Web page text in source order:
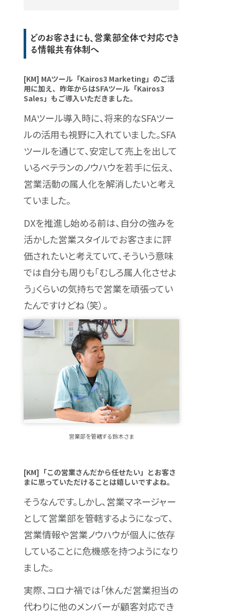
どのお客さまにも、営業部全体で対応でき
る情報共有体制へ
[KM] MAツール「Kairos3 Marketing」のご活
用に加え、昨年からはSFAツール「Kairos3
Sales」もご導入いただきました。
MAツール導入時に、将来的なSFAツー
ルの活用も視野に入れていました。SFA
ツールを通じて、安定して売上を出して
いるベテランのノウハウを若手に伝え、
営業活動の属人化を解消したいと考え
ていました。
DXを推進し始める前は、自分の強みを
活かした営業スタイルでお客さまに評
価されたいと考えていて、そういう意味
では自分も周りも「むしろ属人化させよ
う」くらいの気持ちで営業を頑張ってい
たんですけどね（笑）。
営業部を管轄する鈴木さま
[KM]「この営業さんだから任せたい」とお客さ
まに思っていただけることは嬉しいですよね。
そうなんです。しかし、営業マネージャー
として営業部を管轄するようになって、
営業情報や営業ノウハウが個人に依存
していることに危機感を持つようになり
ました。
実際、コロナ禍では「休んだ営業担当の
代わりに他のメンバーが顧客対応でき